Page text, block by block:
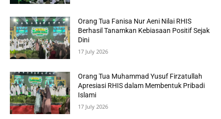
Orang Tua Fanisa Nur Aeni Nilai RHIS
Berhasil Tanamkan Kebiasaan Positif Sejak
Dini
17 July 2026
Orang Tua Muhammad Yusuf Firzatullah
Apresiasi RHIS dalam Membentuk Pribadi
Islami
17 July 2026